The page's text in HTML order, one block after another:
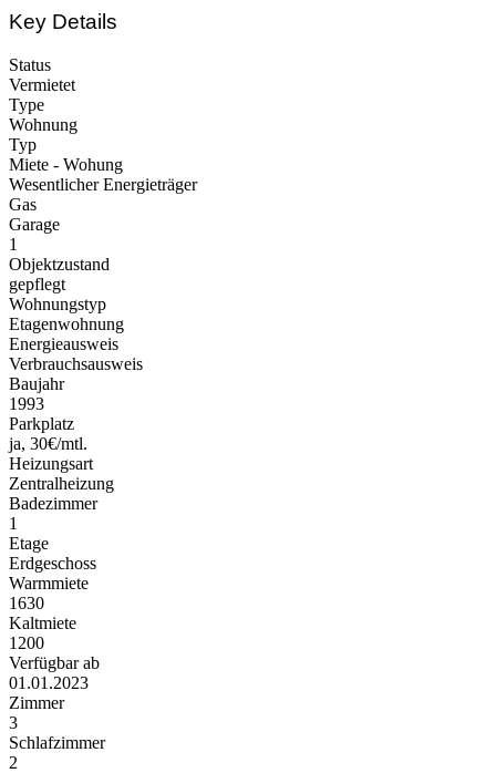
Key Details
Status
Vermietet
Type
Wohnung
Typ
Miete - Wohung
Wesentlicher Energieträger
Gas
Garage
1
Objektzustand
gepflegt
Wohnungstyp
Etagenwohnung
Energieausweis
Verbrauchsausweis
Baujahr
1993
Parkplatz
ja, 30€/mtl.
Heizungsart
Zentralheizung
Badezimmer
1
Etage
Erdgeschoss
Warmmiete
1630
Kaltmiete
1200
Verfügbar ab
01.01.2023
Zimmer
3
Schlafzimmer
2